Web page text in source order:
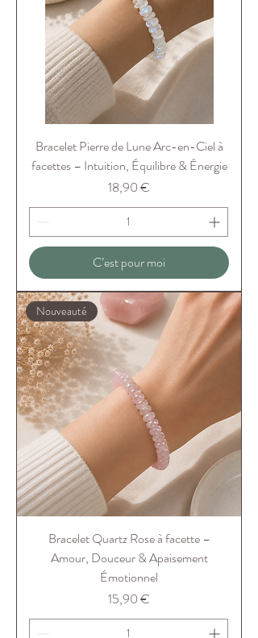
Bracelet Pierre de Lune Arc-en-Ciel à
facettes – Intuition, Équilibre & Énergie
Prix
18,90 €
C’est pour moi
Nouveauté
Bracelet Quartz Rose à facette –
Amour, Douceur & Apaisement
Émotionnel
Prix
15,90 €